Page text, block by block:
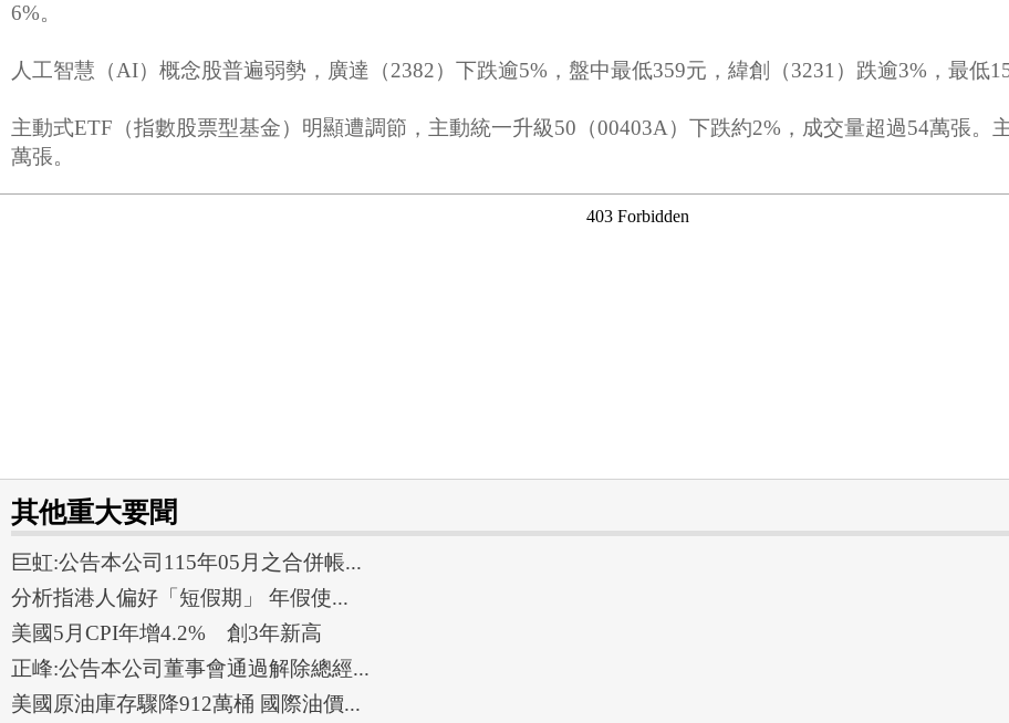
6%。
人工智慧（AI）概念股普遍弱勢，廣達（2382）下跌逾5%，盤中最低359元，緯創（3231）跌逾3%，最低
主動式ETF（指數股票型基金）明顯遭調節，主動統一升級50（00403A）下跌約2%，成交量超過54萬張。
萬張。
其他重大要聞
巨虹:公告本公司115年05月之合併帳...
分析指港人偏好「短假期」 年假使...
美國5月CPI年增4.2% 創3年新高
正峰:公告本公司董事會通過解除總經...
美國原油庫存驟降912萬桶 國際油價...